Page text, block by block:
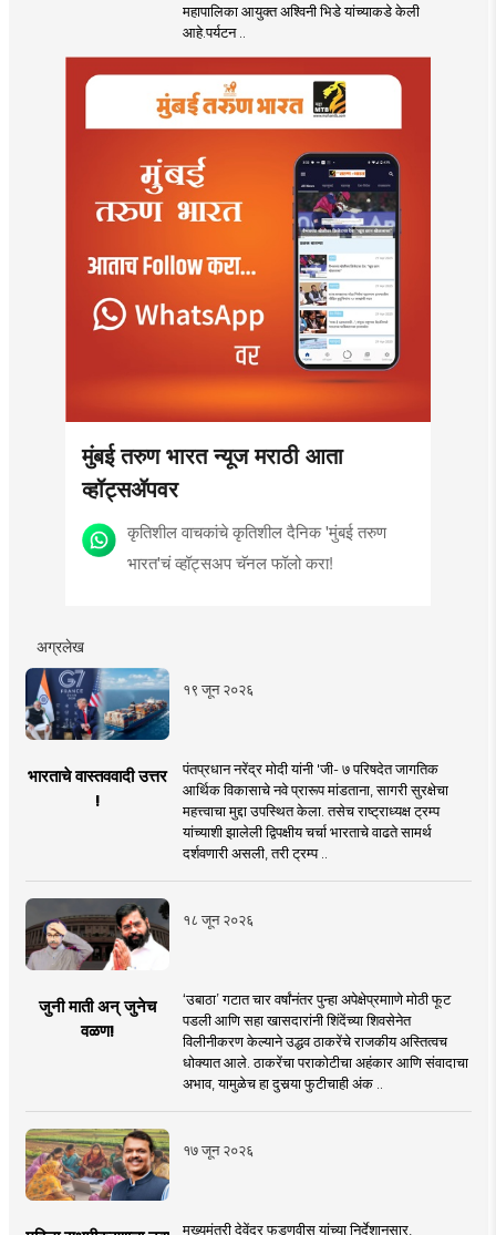
आयुक्तांना पत्र
महापालिका आयुक्त अश्विनी भिडे यांच्याकडे केली
आहे.पर्यटन ..
मुंबई तरुण भारत न्यूज मराठी आता
व्हॉट्सॲपवर
कृतिशील वाचकांचे कृतिशील दैनिक 'मुंबई तरुण
भारत'चं व्हॉट्सअप चॅनल फॉलो करा!
अग्रलेख
१९ जून २०२६
भारताचे वास्तववादी उत्तर
!
पंतप्रधान नरेंद्र मोदी यांनी 'जी- ७ परिषदेत जागतिक
आर्थिक विकासाचे नवे प्रारूप मांडताना, सागरी सुरक्षेचा
महत्त्वाचा मुद्दा उपस्थित केला. तसेच राष्ट्राध्यक्ष ट्रम्प
यांच्याशी झालेली द्विपक्षीय चर्चा भारताचे वाढते सामर्थ
दर्शवणारी असली, तरी ट्रम्प ..
१८ जून २०२६
जुनी माती अन् जुनेच
वळण!
‘उबाठा’ गटात चार वर्षांनंतर पुन्हा अपेक्षेप्रमााणे मोठी फूट
पडली आणि सहा खासदारांनी शिंदेंच्या शिवसेनेत
विलीनीकरण केल्याने उद्धव ठाकरेंचे राजकीय अस्तित्वच
धोक्यात आले. ठाकरेंचा पराकोटीचा अहंकार आणि संवादाचा
अभाव, यामुळेच हा दुसर्‍या फुटीचाही अंक ..
१७ जून २०२६
मुख्यमंत्री देवेंद्र फडणवीस यांच्या निर्देशानुसार,